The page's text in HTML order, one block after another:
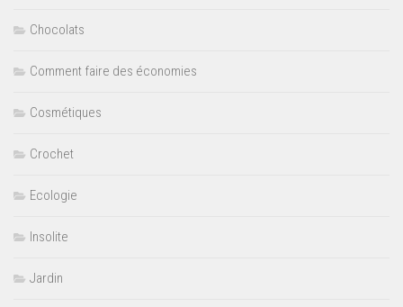
Chocolats
Comment faire des économies
Cosmétiques
Crochet
Ecologie
Insolite
Jardin